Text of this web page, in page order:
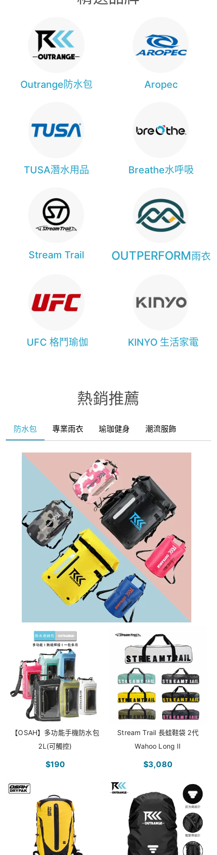
Outrange防水包 Aropec
TUSA潛水用品 Breathe水呼吸
Stream Trail OUTPERFORM雨衣
UFC 格鬥瑜伽 KINYO 生活家電
熱銷推薦
防水包 專業雨衣 瑜珈健身 潮流服飾
【OSAH】多功能手機防水包
2L(可觸控)
$190
Stream Trail 長蛙鞋袋 2代
Wahoo Long II
$3,080